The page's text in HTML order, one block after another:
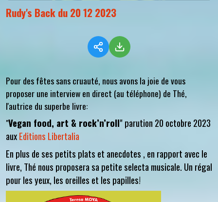
Rudy's Back du 20 12 2023
Pour des fêtes sans cruauté, nous avons la joie de vous
proposer une interview en direct (au téléphone) de Thé,
l'autrice du superbe livre:
"Vegan food, art & rock’n’roll" parution 20 octobre 2023
auxEditions Libertalia
En plus de ses petits plats et anecdotes , en rapport avec le
livre, Thé nous proposera sa petite selecta musicale. Un régal
pour les yeux, les oreilles et les papilles!